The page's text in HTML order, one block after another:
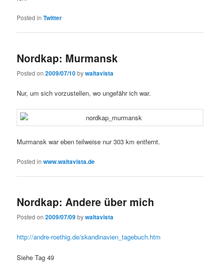
Posted in Twitter
Nordkap: Murmansk
Posted on2009/07/10bywaltavista
Nur, um sich vorzustellen, wo ungefähr ich war.
Murmansk war eben teilweise nur 303 km entfernt.
Posted in www.waltavista.de
Nordkap: Andere über mich
Posted on2009/07/09bywaltavista
http://andre-roethig.de/skandinavien_tagebuch.htm
Siehe Tag 49